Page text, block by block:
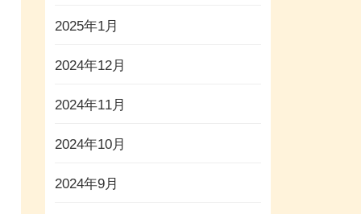
2025年1月
2024年12月
2024年11月
2024年10月
2024年9月